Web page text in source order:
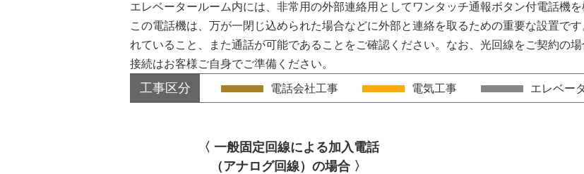
エレベータールーム内には、非常用の外部連絡用としてワンタッチ通報ボタン付電話機を
この電話機は、万が一閉じ込められた場合などに外部と連絡を取るための重要な設置で
れていること、また通話が可能であることをご確認ください。なお、光回線をご契約の
接続はお客様ご自身でご準備ください。
工事区分 電話会社工事 電気工事 エレベー
〈 一般固定回線による加入電話
（アナログ回線）の場合 〉